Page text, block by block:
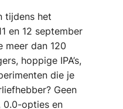
tijdens het
en 12 september
meer dan 120
hoppige IPA’s,
die je
Geen
0.0-opties en